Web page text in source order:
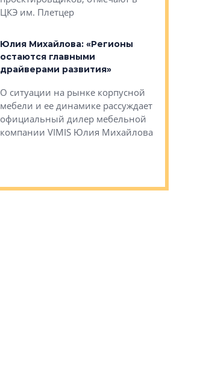
ЦКЭ им. Плетцер
Юлия Михайлова: «Регионы
остаются главными
драйверами развития»
О ситуации на рынке корпусной
мебели и ее динамике рассуждает
официальный дилер мебельной
компании VIMIS Юлия Михайлова